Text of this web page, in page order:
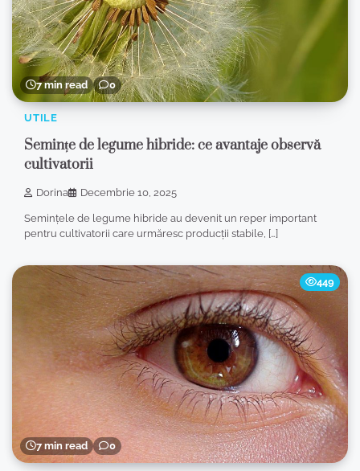
7 min read 0
UTILE
Semințe de legume hibride: ce avantaje observă
cultivatorii
Dorina Decembrie 10, 2025
Semințele de legume hibride au devenit un reper important
pentru cultivatorii care urmăresc producții stabile, […]
7 min read 0
449